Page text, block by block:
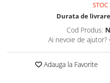
STOC
Durata de
Cod Produs:
Ai nevoie de ajutor?
Adauga la Favorite